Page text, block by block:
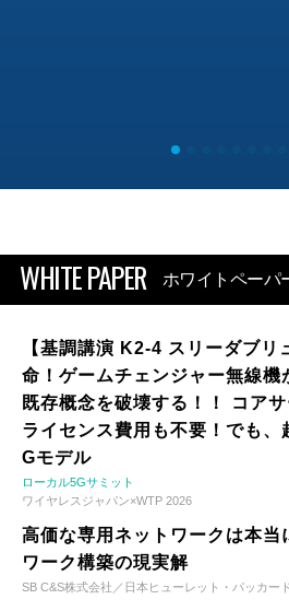
WHITE PAPER ホワイトペーパ
【基調講演 K2-4 スリーダブリ
命！ゲームチェンジャー無線機
既存概念を破壊する！！ コア
ライセンス費用も不要！でも
Gモデル
ローカル5Gサミット
ワイヤレスジャパン×WTP 2026
高価な専用ネットワークは本当
ワーク構築の現実解
SB C&S株式会社／日本ヒューレット・パッカー